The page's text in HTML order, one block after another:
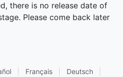
there is no release date of
Please come back later
Français Deutsch